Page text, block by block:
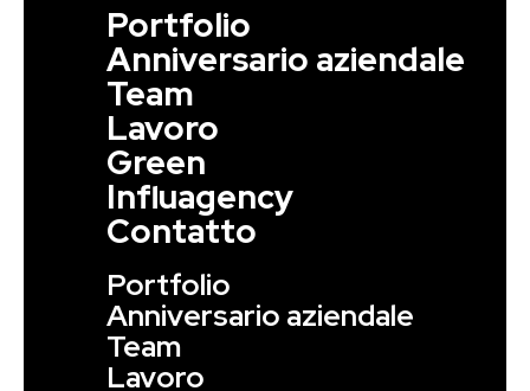
Portfolio
Anniversario aziendale
Team
Lavoro
Green
Influagency
Contatto
Portfolio
Anniversario aziendale
Team
Lavoro